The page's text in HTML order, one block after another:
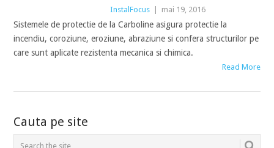
InstalFocus mai 19, 2016
Sistemele de protectie de la Carboline asigura protectie la
incendiu, coroziune, eroziune, abraziune si confera structurilor pe
care sunt aplicate rezistenta mecanica si chimica.
Read More
POSTS
NAVIGATION
Cauta pe site